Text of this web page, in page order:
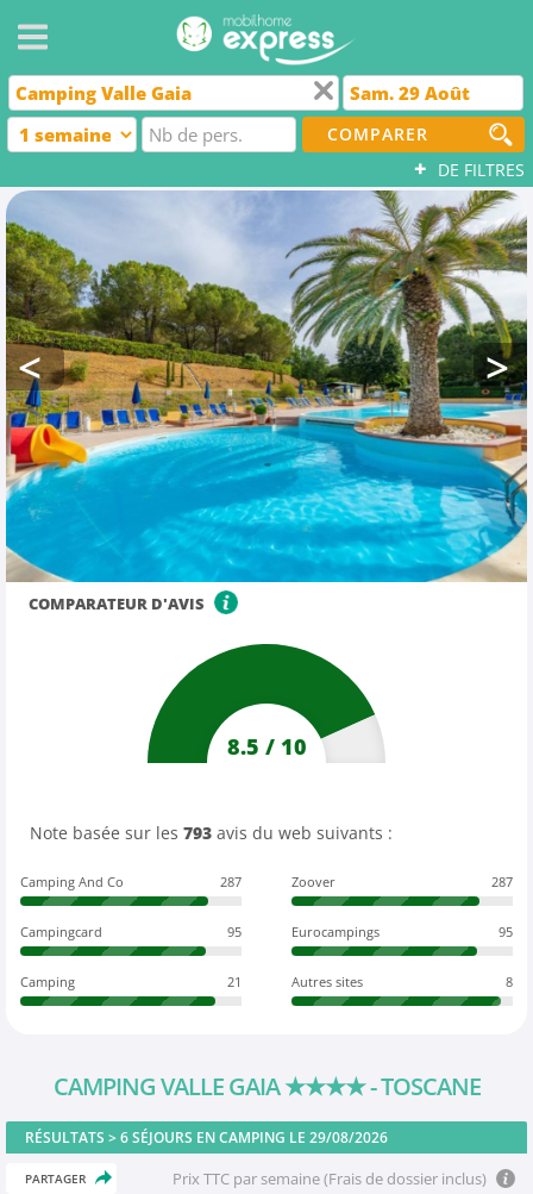
COMPARER
+ DE FILTRES
COMPARATEUR D'AVIS
8.5 / 10
Note basée sur les 793 avis du web suivants :
Camping And Co 287 Zoover 287
Campingcard 95 Eurocampings 95
Camping 21 Autres sites 8
CAMPING VALLE GAIA★★★★- TOSCANE
RÉSULTATS >6SÉJOURS EN CAMPING LE 29/08/2026
PARTAGER Prix TTC par semaine (Frais de dossier inclus)